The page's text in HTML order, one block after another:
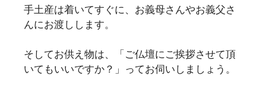
手土産は着いてすぐに、お義母さんやお義父さ
んにお渡しします。
そしてお供え物は、「ご仏壇にご挨拶させて頂
いてもいいですか？」ってお伺いしましょう。